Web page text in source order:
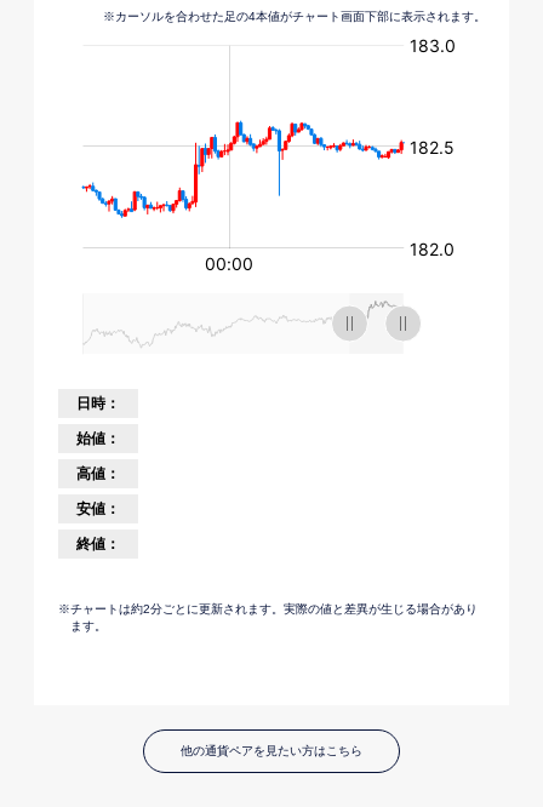
他の通貨ペアを見たい方はこちら